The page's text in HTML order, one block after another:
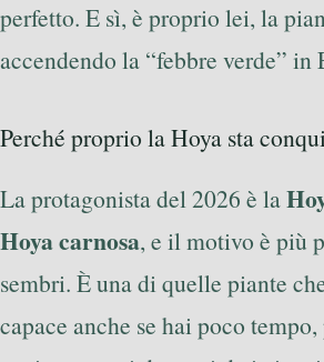
perfetto. E sì, è proprio lei, la
accendendo la “febbre verde” in
Perché proprio la Hoya sta
La protagonista del 2026 è la
Hoya carnosa, e il motivo è più
sembri. È una di quelle piante
capace anche se hai poco